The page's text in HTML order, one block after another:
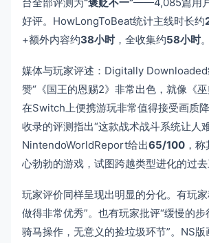
好评。HowLongToBeat统计主线时长约
+额外内容约38小时，全收集约58小时。
媒体与玩家评述：Digitally Downloaded
赞“《国王的恩赐2》非常出色，就像《
在Switch上便携游玩非常值得接受画质
收录的评测指出“这款战术战斗系统让人难
NintendoWorldReport给出65/100 ，
心勃勃的游戏，试图跨越类型进化的过去
玩家评价同样呈现出明显的分化。有玩
做得非常优秀”。也有玩家批评“缓慢的
骑马操作，无意义的捡垃圾环节”。NS